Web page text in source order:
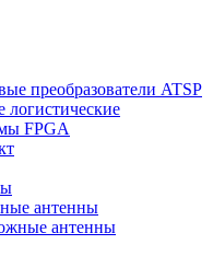
преобразователи ATSP
FPGA
антенны
антенны